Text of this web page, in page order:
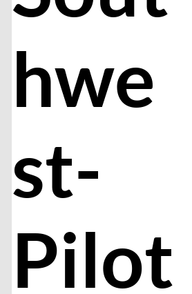
hwe
st-
Pilot